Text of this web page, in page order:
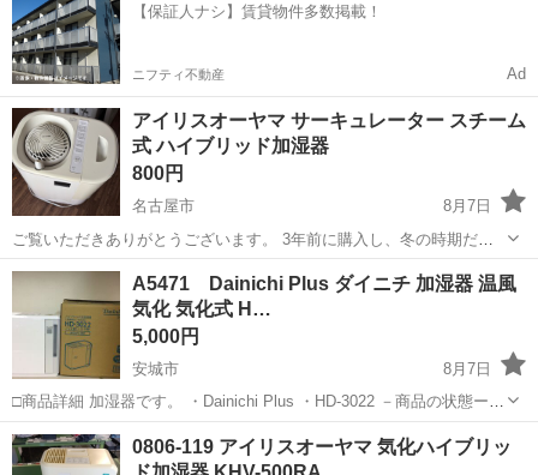
【保証人ナシ】賃貸物件多数掲載！
ニフティ不動産 Ad
アイリスオーヤマ サーキュレーター スチーム
式 ハイブリッド加湿器
800円
名古屋市
8月7日
ご覧いただきありがとうございます。 3年前に購入し、冬の時期だけ
使用していた加湿器です。 引越しのため断捨離しており、どなたかに
お譲りできればと思います。 故障はなく、問題なくご使用いただけま
す。 加湿器 ハイブリッド ...
愛知 名古屋市 サーキュレーター
A5471 Dainichi Plus ダイニチ 加湿器 温風
気化 気化式 H…
5,000円
安城市
8月7日
□商品詳細 加湿器です。 ・Dainichi Plus ・HD-3022 －商品の状態ー
やや使用感ありますが大きなダメージはありません。 長期保管品で
す。 現状渡しですのでいか...
愛知 安城市 季節、空調家電 Dainichi
0806-119 アイリスオーヤマ 気化ハイブリッ